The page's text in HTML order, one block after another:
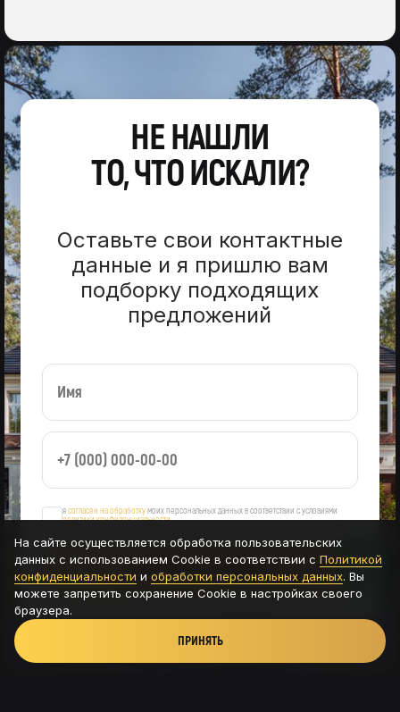
НЕ НАШЛИ
ТО, ЧТО ИСКАЛИ?
Оставьте свои контактные
данные и я пришлю вам
подборку подходящих
предложений
ясогласен на обработкумоих персональных данных в соответствии с условиями
политики конфиденциальности
ОСТАВИТЬ ЗАЯВКУ
На сайте осуществляется обработка пользовательских
данных с использованием Cookie в соответствии с Политикой
конфиденциальности и обработки персональных данных. Вы
можете запретить сохранение Cookie в настройках своего
браузера.
ПРИНЯТЬ